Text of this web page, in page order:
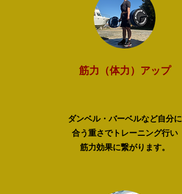
​筋力（体力）アップ
ダンベル・バーベルなど自分に
合う重さでトレーニング行い
筋力効果に繋がります。